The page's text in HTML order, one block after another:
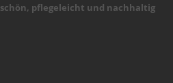
pflegeleicht und nachhaltig